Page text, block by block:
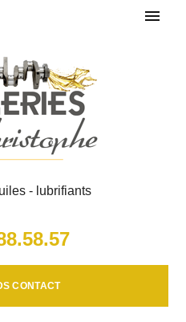
menu
- lubrifiants
CONTACT